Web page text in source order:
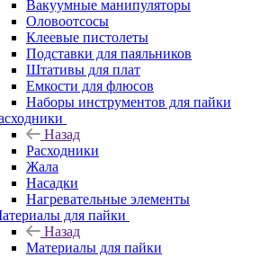
Вакуумные манипуляторы
Оловоотсосы
Клеевые пистолеты
Подставки для паяльников
Штативы для плат
Емкости для флюсов
Наборы инструментов для пайки
Назад
Расходники
Жала
Насадки
Нагревательные элементы
для пайки
Назад
Материалы для пайки